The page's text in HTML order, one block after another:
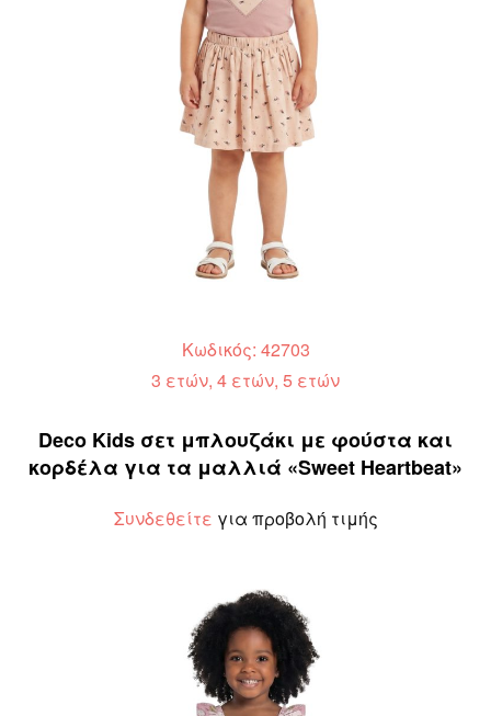
Κωδικός: 42703
3 ετών, 4 ετών, 5 ετών
Deco Kids σετ μπλουζάκι με φούστα και
κορδέλα για τα μαλλιά «Sweet Heartbeat»
Συνδεθείτε για προβολή τιμής